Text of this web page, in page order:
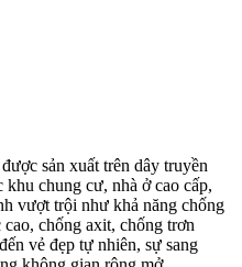
sản xuất trên dây truyền
chung cư, nhà ở cao cấp,
vượt trội như khả năng chống
chống axit, chống trơn
vẻ đẹp tự nhiên, sự sang